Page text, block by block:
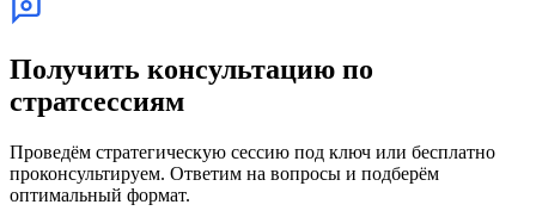
Получить консультацию по
стратсессиям
Проведём стратегическую сессию под ключ или бесплатно
проконсультируем. Ответим на вопросы и подберём
оптимальный формат.